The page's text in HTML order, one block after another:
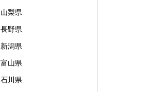
山梨県
長野県
新潟県
富山県
石川県